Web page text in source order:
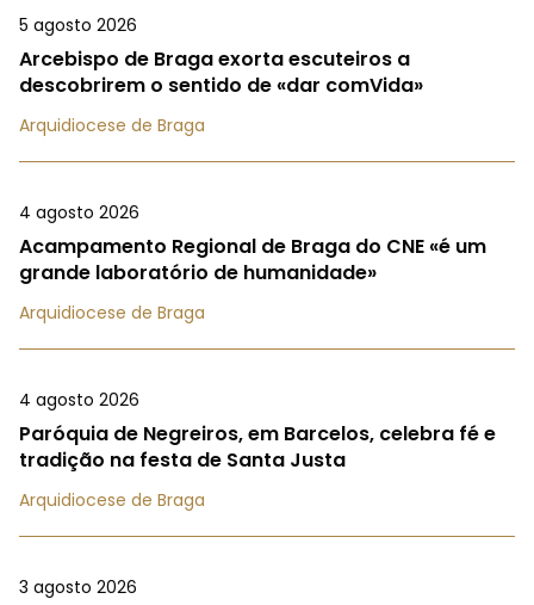
5 agosto 2026
Arcebispo de Braga exorta escuteiros a
descobrirem o sentido de «dar comVida»
Arquidiocese de Braga
4 agosto 2026
Acampamento Regional de Braga do CNE «é um
grande laboratório de humanidade»
Arquidiocese de Braga
4 agosto 2026
Paróquia de Negreiros, em Barcelos, celebra fé e
tradição na festa de Santa Justa
Arquidiocese de Braga
3 agosto 2026